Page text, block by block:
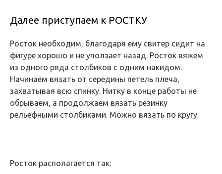
Далее приступаем к РОСТКУ
Росток необходим, благодаря ему свитер сидит на
фигуре хорошо и не уползает назад. Росток вяжем
из одного ряда столбиков с одним накидом.
Начинаем вязать от середины петель плеча,
захватывая всю спинку. Нитку в конце работы не
обрываем, а продолжаем вязать резинку
рельефными столбиками. Можно вязать по кругу.
Росток располагается так: